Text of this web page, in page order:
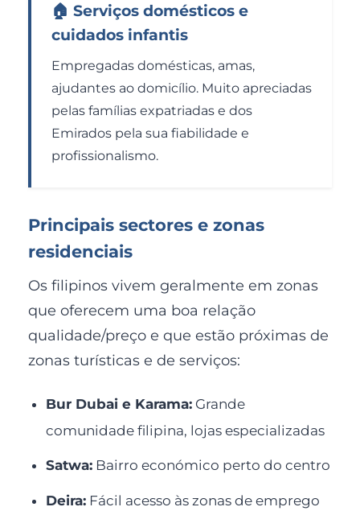
🏠 Serviços domésticos e
cuidados infantis
Empregadas domésticas, amas,
ajudantes ao domicílio. Muito apreciadas
pelas famílias expatriadas e dos
Emirados pela sua fiabilidade e
profissionalismo.
Principais sectores e zonas
residenciais
Os filipinos vivem geralmente em zonas
que oferecem uma boa relação
qualidade/preço e que estão próximas de
zonas turísticas e de serviços:
Bur Dubai e Karama:Grande
comunidade filipina, lojas especializadas
Satwa:Bairro económico perto do centro
Deira:Fácil acesso às zonas de emprego